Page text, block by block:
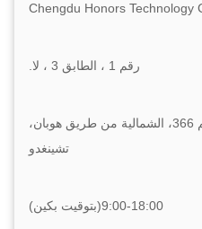
Chengdu Honors Technology
رقم 1 ، الطابق 3 ، لا.
لا، لا، لا1الطابق الثالث، رقم 366، الشمالية من طريق هوبان،
تشينغدو
9:00-18:00(بتوقيت بكين)